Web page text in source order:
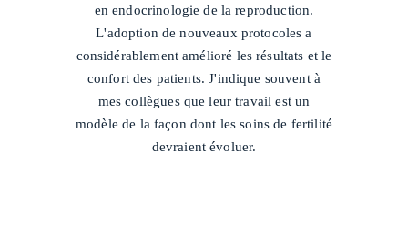
en endocrinologie de la reproduction.
L'adoption de nouveaux protocoles a
considérablement amélioré les résultats et le
confort des patients. J'indique souvent à
mes collègues que leur travail est un
modèle de la façon dont les soins de fertilité
devraient évoluer.